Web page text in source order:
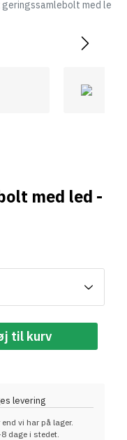
geringssamlebolt med led
med led -
til kurv
levering
vi har på lager.
dage i stedet.